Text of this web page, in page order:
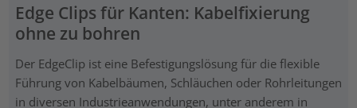
Edge Clips für Kanten: Kabelfixierung
ohne zu bohren
Der EdgeClip ist eine Befestigungslösung für die flexible
Führung von Kabelbäumen, Schläuchen oder Rohrleitungen
in diversen Industrieanwendungen, unter anderem in